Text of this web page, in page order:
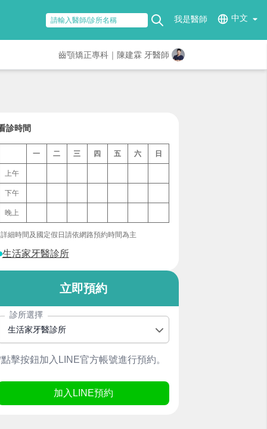
我是醫師 中文
齒顎矯正專科｜陳建霖 牙醫師
診時間
一 二 三 四 五 六 日
上午
下午
晚上
細時間及國定假日請依網路預約時間為主
生活家牙醫診所
立即預約
診所選擇
生活家牙醫診所
擊按鈕加入LINE官方帳號進行預約。
加入LINE預約